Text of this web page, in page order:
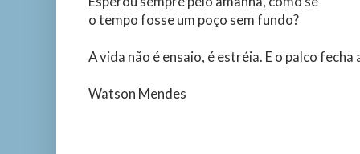
o tempo fosse um poço sem fundo?
A vida não é ensaio, é estréia. E o palco
Watson Mendes